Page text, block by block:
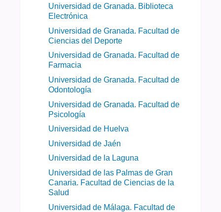
Universidad de Granada. Biblioteca
Electrónica
Universidad de Granada. Facultad de
Ciencias del Deporte
Universidad de Granada. Facultad de
Farmacia
Universidad de Granada. Facultad de
Odontología
Universidad de Granada. Facultad de
Psicología
Universidad de Huelva
Universidad de Jaén
Universidad de la Laguna
Universidad de las Palmas de Gran
Canaria. Facultad de Ciencias de la
Salud
Universidad de Málaga. Facultad de